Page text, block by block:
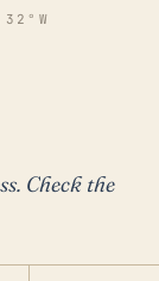
Check the